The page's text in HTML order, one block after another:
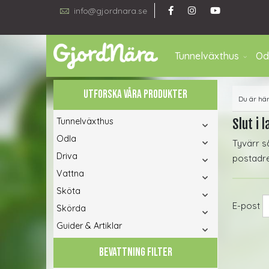
info@gjordnara.se
Tunnelväxthus
UTFORSKA VÅRA PRODUKTER
Tunnelväxthus
Odla
Driva
Vattna
Sköta
Skörda
Guider & Artiklar
BEVATTNING FILTER
Du är
Slut i
Tyvärr
E-post